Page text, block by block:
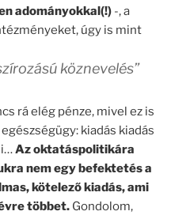
adományokkal(!) -, a
úgy is mint
köznevelés”
rá elég pénze, mivel ez is
kiadás kiadás
Az oktatáspolitikára
nem egy befektetés a
kötelező kiadás, ami
többet. Gondolom,